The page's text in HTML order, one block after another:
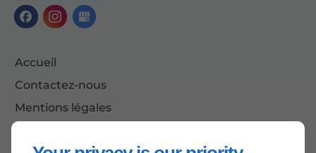
Accueil
Contactez-nous
Mentions légales